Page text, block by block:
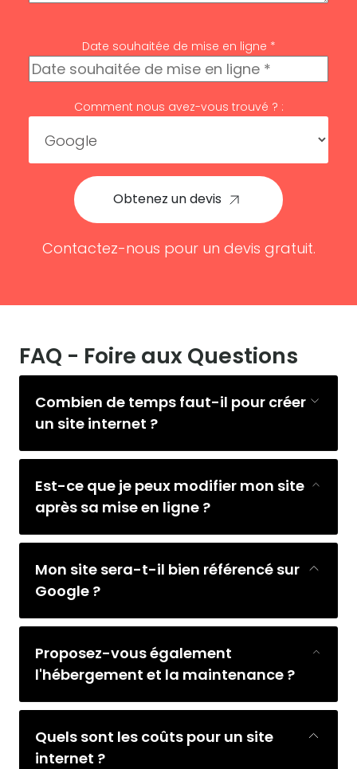
Date souhaitée de mise en ligne *
Comment nous avez-vous trouvé ? :
Obtenez un devis
Contactez-nous pour un devis gratuit.
FAQ - Foire aux Questions
Combien de temps faut-il pour créer
un site internet ?
Est-ce que je peux modifier mon site
après sa mise en ligne ?
Mon site sera-t-il bien référencé sur
Google ?
Proposez-vous également
l'hébergement et la maintenance ?
Quels sont les coûts pour un site
internet ?